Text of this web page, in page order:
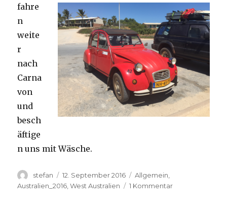
fahre
n
weite
r
nach
Carna
von
und
besch
äftige
n uns mit Wäsche.
Autor
stefan
Veröffentlicht
am
12. September 2016 Kategorien
Allgemein
Australien_2016 ,West Australien 1 Kommentarzu